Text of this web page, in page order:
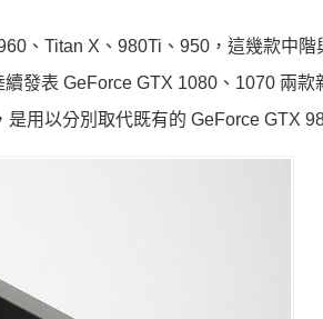
、Titan X、980Ti、950，這幾款中階
發表 GeForce GTX 1080、1070 兩款
用以分別取代既有的 GeForce GTX